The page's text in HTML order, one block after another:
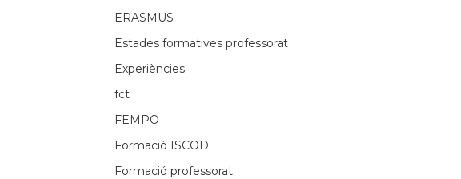
ERASMUS
Estades formatives professorat
Experiències
fct
FEMPO
Formació ISCOD
Formació professorat